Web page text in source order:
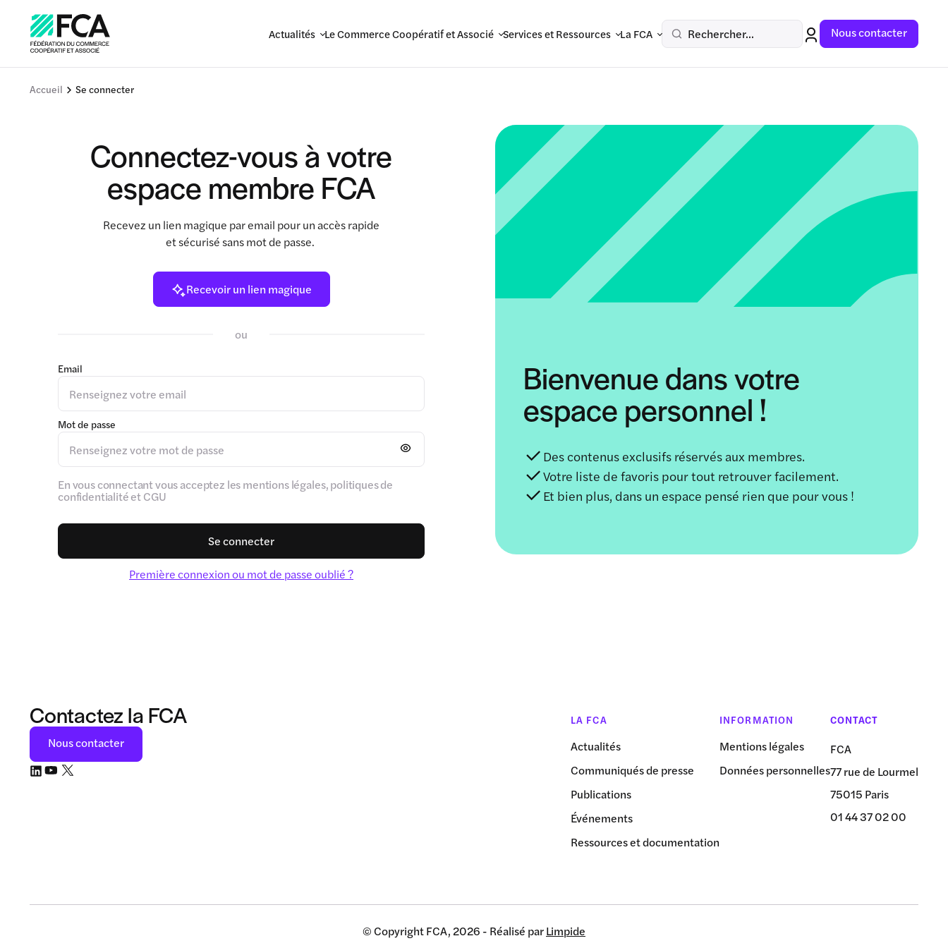
Actualités Le Commerce Coopératif et Associé Services et Ressources La FCA Rechercher... Nous contacter
Accueil Se connecter
Connectez-vous à votre
espace membre FCA
Recevez un lien magique par email pour un accès rapide
et sécurisé sans mot de passe.
Recevoir un lien magique
ou
Email
Mot de passe
En vous connectant vous acceptez les mentions légales, politiques de
confidentialité et CGU
Se connecter
Première connexion ou mot de passe oublié ?
Bienvenue dans votre
espace personnel !
Des contenus exclusifs réservés aux membres.
Votre liste de favoris pour tout retrouver facilement.
Et bien plus, dans un espace pensé rien que pour vous !
Contactez la FCA
Nous contacter
LA FCA
Actualités
Communiqués de presse
Publications
Événements
Ressources et documentation
INFORMATION
Mentions légales
Données personnelles
CONTACT
FCA
77 rue de Lourmel
75015 Paris
01 44 37 02 00
© Copyright FCA, 2026 - Réalisé parLimpide